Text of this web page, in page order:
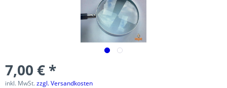
7,00 € *
inkl. MwSt.zzgl. Versandkosten